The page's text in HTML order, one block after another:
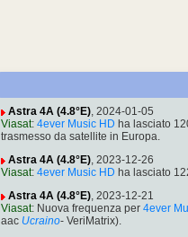
Astra 4A (4.8°E), 2024-01-05
Viasat: 4ever Music HD ha lasciato
trasmesso da satellite in Europa.
Astra 4A (4.8°E), 2023-12-26
Viasat: 4ever Music HD ha lasciato
Astra 4A (4.8°E), 2023-12-21
Viasat: Nuova frequenza per 4ever
aac Ucraino- VeriMatrix).